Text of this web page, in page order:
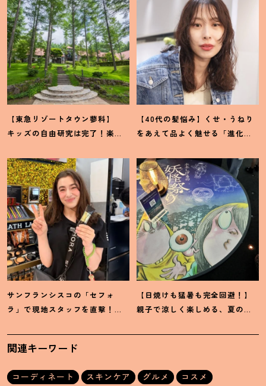
【東急リゾートタウン蓼科】
キッズの自由研究は完了 ！楽し
ルをレポート
【40代の髪悩み】くせ・うねり
をあえて品よく魅せる「進化系
サンフランシスコの「セフォ
ラ」で現地スタッフを直撃 ！
えてください♡
【日焼けも猛暑も完全回避 ！ 】
親子で涼しく楽しめる、夏の
ウム」が最高
関連キーワード
コーディネート スキンケア グルメ
コスメ